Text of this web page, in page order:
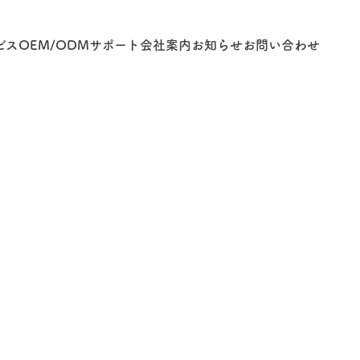
ス OEM/ODMサポート 会社案内 お知らせお問い合わせ